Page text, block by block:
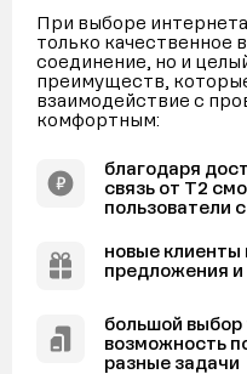
При выборе
только качественное
соединение, но и
преимуществ,
взаимодействие с
комфортным:
благодаря
связь от Т2
пользователи
новые
предложения и
большой выбор
возможность
разные задачи